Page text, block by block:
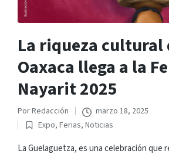
La riqueza cultural
Oaxaca llega a la
Nayarit 2025
Publicado
por
PorRedacción
marzo 18, 2025
Publicado
en
Expo, Ferias, Noticias
La Guelaguetza, es una celebración que